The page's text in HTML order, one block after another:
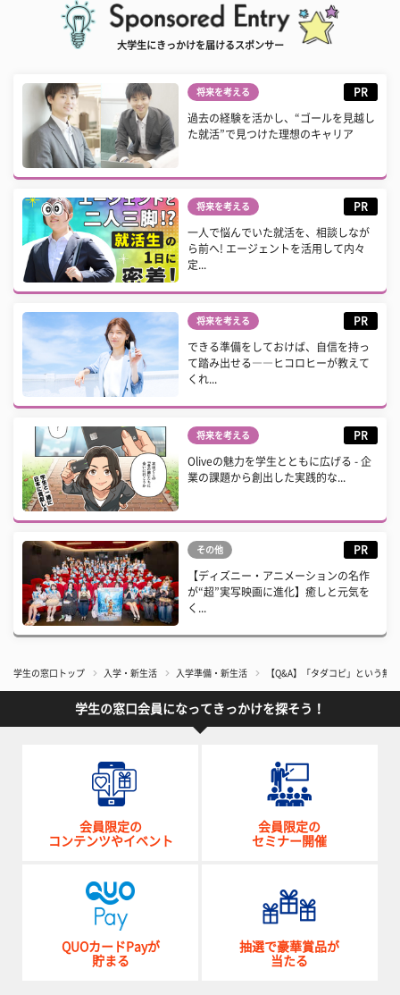
大学生にきっかけを届けるスポンサー
将来を考える PR
過去の経験を活かし、“ゴールを見越し
た就活”で見つけた理想のキャリア
将来を考える PR
一人で悩んでいた就活を、相談しなが
ら前へ! エージェントを活用して内々
定...
将来を考える PR
できる準備をしておけば、自信を持っ
て踏み出せる――ヒコロヒーが教えて
くれ...
将来を考える PR
Oliveの魅力を学生とともに広げる - 企
業の課題から創出した実践的な...
その他 PR
【ディズニー・アニメーションの名作
が“超”実写映画に進化】癒しと元気を
く...
学生の窓口トップ 入学・新生活 入学準備・新生活 【Q&A】「タダコピ」という無
学生の窓口会員になってきっかけを探そう！
会員限定の
コンテンツやイベント
会員限定の
セミナー開催
QUOカードPayが
貯まる
抽選で豪華賞品が
当たる